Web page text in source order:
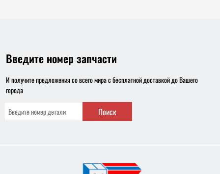
Введите номер запчасти
И получите предложения со всего мира с бесплатной доставкой до Вашего
города
Поиск